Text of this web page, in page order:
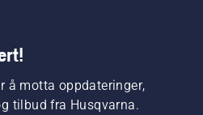
å motta oppdateringer,
tilbud fra Husqvarna.